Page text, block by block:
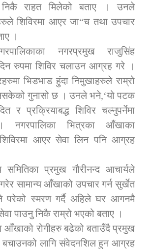
कार्यक्रम कार्यान्वयन एकाई जुम्लाको सुचना
न्यायिक समिति सम्बन्धी सन्देश
निकै राहत मिलेको बताए । उनले
शिविरमा आएर जा“च तथा उपचार
।
नगरप्रमुख राजुसिंह
रुपमा शिविर चलाउन आग्रह गरे ।
भिडभाड हुंदा निमुखाहरुले राम्रो
गुनासो छ । उनले भने,‘यो पटक
र प्रक्रियाबद्ध शिविर चल्नुपर्नेमा
भित्रका आँखाका
शिविरमा आएर सेवा लिन पनि आग्रह
समितिका प्रमुख गौरीनन्द आचार्यले
सामान्य आँखाको उपचार गर्न सुर्खेत
परेको स्मरण गर्दै अहिले घर आगनमै
पाउनु निकै राम्रो भएको बताए ।
आँखाको रोगीहरु बढेको बताउँदै प्रमुख
लागि संवेदनशिल हुन आग्रह